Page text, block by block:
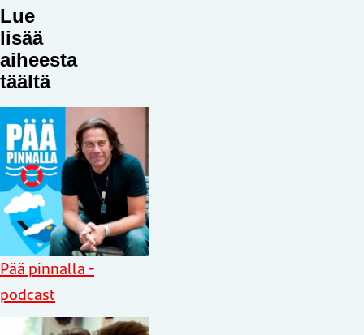
Lue
lisää
aiheesta
täältä
Pää pinnalla -
podcast